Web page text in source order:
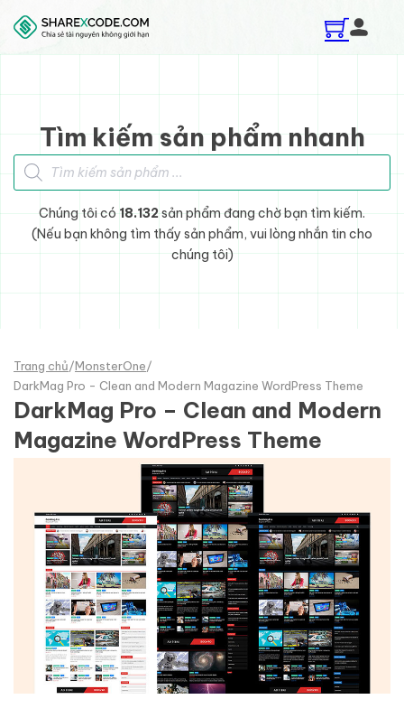
Skip to main content
Skip to footer
Tìm kiếm sản phẩm nhanh
Tìm kiếm sản phẩm
Chúng tôi có 18.132sản phẩm đang chờ bạn tìm kiếm.
(Nếu bạn không tìm thấy sản phẩm, vui lòng nhắn tin cho
chúng tôi)
Trang chủ/MonsterOne/
DarkMag Pro - Clean and Modern Magazine WordPress Theme
DarkMag Pro – Clean and Modern
Magazine WordPress Theme